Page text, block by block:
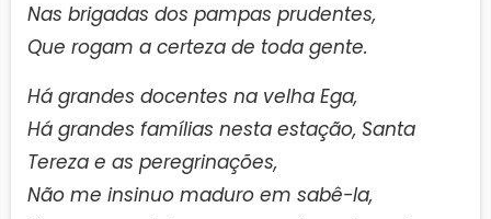
Nas brigadas dos pampas prudentes,
Que rogam a certeza de toda gente.
Há grandes docentes na velha Ega,
Há grandes famílias nesta estação, Santa
Tereza e as peregrinações,
Não me insinuo maduro em sabê-la,